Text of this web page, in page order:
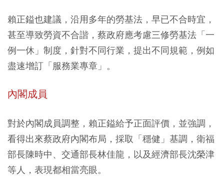
賴正鎰也建議，沿用多年的勞基法，早已不合時宜，
甚至導致勞資不合諧， 蔡政府應考慮三修勞基法「一
例一休」制度，針對不同行業，提出不同規範，例如
盡速增訂「服務業專章」。
內閣成員
對於內閣成員調整，賴正鎰給予正面評價，並強調，
看得出來蔡政府內閣布局，採取「穩健」基調，衛福
部長陳時中、交通部長林佳龍，以及經濟部長沈榮津
等人，表現都相當亮眼。